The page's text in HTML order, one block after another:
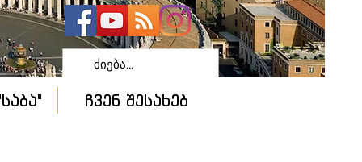
ჩვენ შესახებ